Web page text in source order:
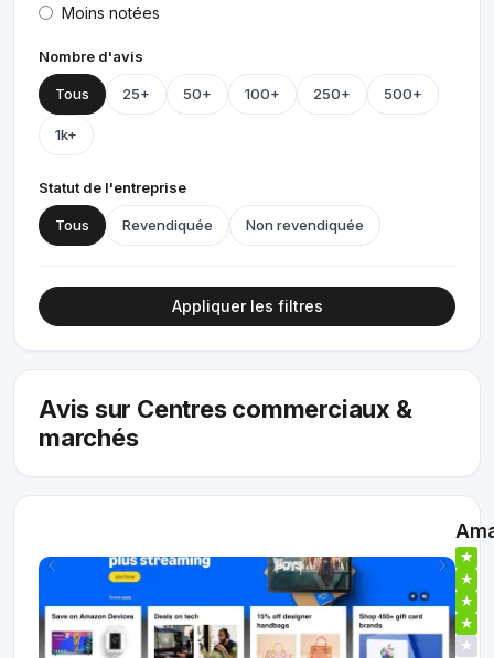
Moins notées
Nombre d'avis
Tous 25+ 50+ 100+ 250+ 500+
1k+
Statut de l'entreprise
Tous Revendiquée Non revendiquée
Appliquer les filtres
Avis sur Centres commerciaux &
marchés
★
★
★
★
★